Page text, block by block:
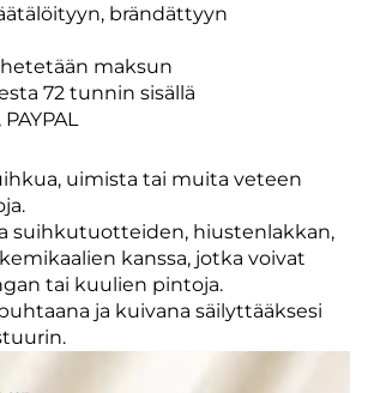
brändättyyn
maksun
72 tunnin sisällä
uimista tai muita veteen
suihkutuotteiden, hiustenlakkan,
kanssa, jotka voivat
tai kuulien pintoja.
ja kuivana säilyttääksesi